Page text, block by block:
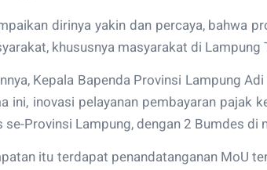
dirinya yakin dan percaya, bahwa
khususnya masyarakat di Lampung
Kepala Bapenda Provinsi Lampung
ini, inovasi pelayanan pembayaran pajak
se-Provinsi Lampung, dengan 2 Bumdes di
itu terdapat penandatanganan MoU